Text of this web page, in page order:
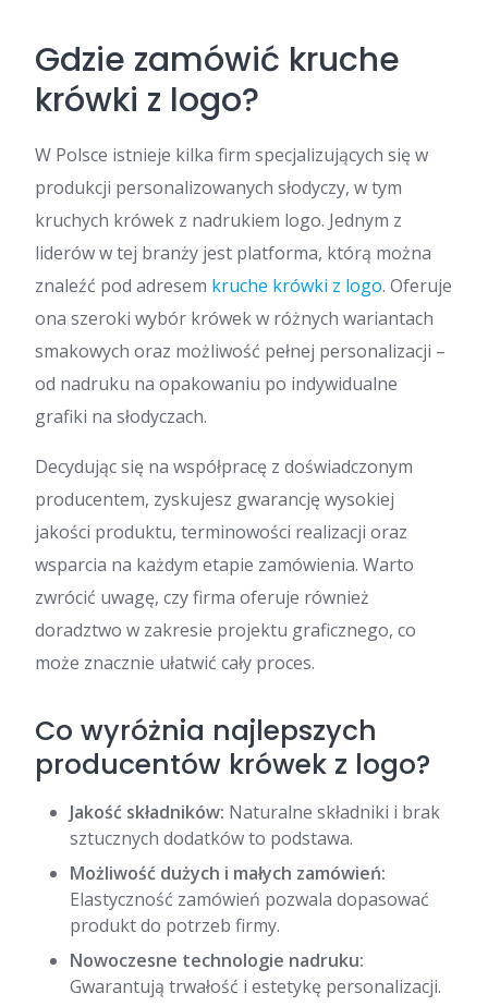
Gdzie zamówić kruche
krówki z logo?
W Polsce istnieje kilka firm specjalizujących się w
produkcji personalizowanych słodyczy, w tym
kruchych krówek z nadrukiem logo. Jednym z
liderów w tej branży jest platforma, którą można
znaleźć pod adresem kruche krówki z logo. Oferuje
ona szeroki wybór krówek w różnych wariantach
smakowych oraz możliwość pełnej personalizacji –
od nadruku na opakowaniu po indywidualne
grafiki na słodyczach.
Decydując się na współpracę z doświadczonym
producentem, zyskujesz gwarancję wysokiej
jakości produktu, terminowości realizacji oraz
wsparcia na każdym etapie zamówienia. Warto
zwrócić uwagę, czy firma oferuje również
doradztwo w zakresie projektu graficznego, co
może znacznie ułatwić cały proces.
Co wyróżnia najlepszych
producentów krówek z logo?
Jakość składników: Naturalne składniki i brak
sztucznych dodatków to podstawa.
Możliwość dużych i małych zamówień:
Elastyczność zamówień pozwala dopasować
produkt do potrzeb firmy.
Nowoczesne technologie nadruku:
Gwarantują trwałość i estetykę personalizacji.